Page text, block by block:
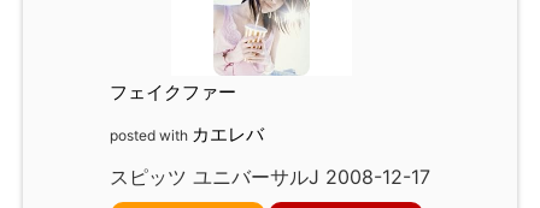
フェイクファー
posted with カエレバ
スピッツ ユニバーサルJ 2008-12-17